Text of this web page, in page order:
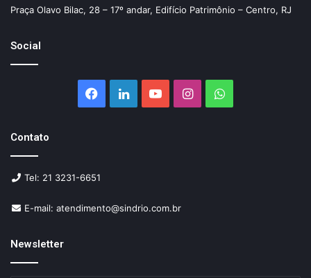
Praça Olavo Bilac, 28 – 17º andar, Edifício Patrimônio – Centro, RJ
Social
Facebook
LinkedinYouTubeInstagramWhatsApp
Contato
Tel: 21 3231-6651
E-mail: atendimento@sindrio.com.br
Newsletter